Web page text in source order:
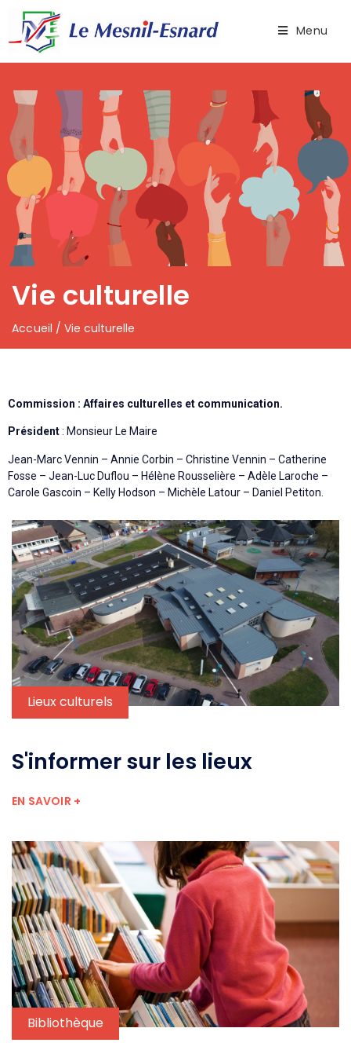
Menu
Vie culturelle
Accueil /Vie culturelle
Commission : Affaires culturelles et communication.
Président: Monsieur Le Maire
Jean-Marc Vennin – Annie Corbin – Christine Vennin – Catherine
Fosse – Jean-Luc Duflou – Hélène Rousselière – Adèle Laroche –
Carole Gascoin – Kelly Hodson – Michèle Latour – Daniel Petiton.
Lieux culturels
S'informer sur les lieux
EN SAVOIR +
Bibliothèque